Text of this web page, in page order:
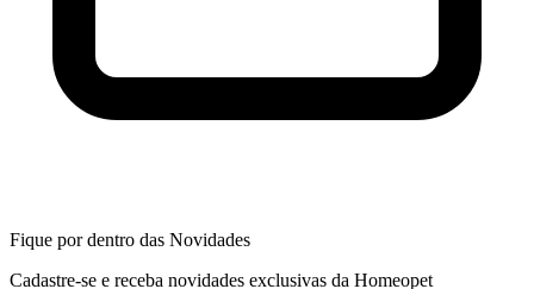
Fique por dentro das Novidades
Cadastre-se e receba novidades exclusivas da Homeopet